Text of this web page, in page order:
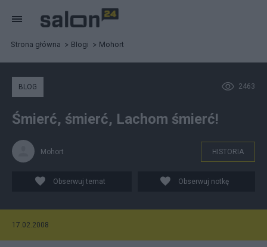
Strona główna Blogi Mohort
2463
BLOG
Śmierć, śmierć, Lachom śmierć!
Mohort HISTORIA
Obserwuj temat Obserwuj notkę
17.02.2008